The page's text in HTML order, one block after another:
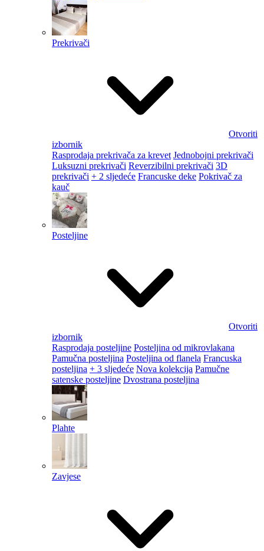
Prekrivači
Otvoriti
izbornik
Rasprodaja prekrivača za krevet Jednobojni prekrivači
Luksuzni prekrivači Reverzibilni prekrivači 3D
prekrivači + 2 sljedeće Francuske deke Pokrivač za
kauč
Posteljine
Otvoriti
izbornik
Rasprodaja posteljine Posteljina od mikrovlakana
Pamučna posteljina Posteljina od flanela Francuska
posteljina + 3 sljedeće Nova kolekcija Pamučne
satenske posteljine Dvostrana posteljina
Plahte
Zavjese